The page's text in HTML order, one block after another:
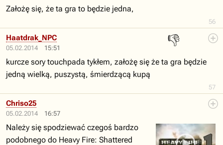
56
Założę się, że ta gra to będzie jedna,
05.02.2014 15:51
👎
57
Haatdrak_NPC
kurcze sory touchpada tykłem, założę się że ta gra będzie
jedną wielką, puszystą, śmierdzącą kupą
05.02.2014 16:57
Chriso25
Należy się spodziewać czegoś bardzo
podobnego do Heavy Fire: Shattered